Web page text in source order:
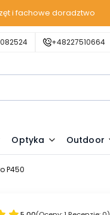
i fachowe doradztwo
+48227510664
Optyka Outdoor
P450